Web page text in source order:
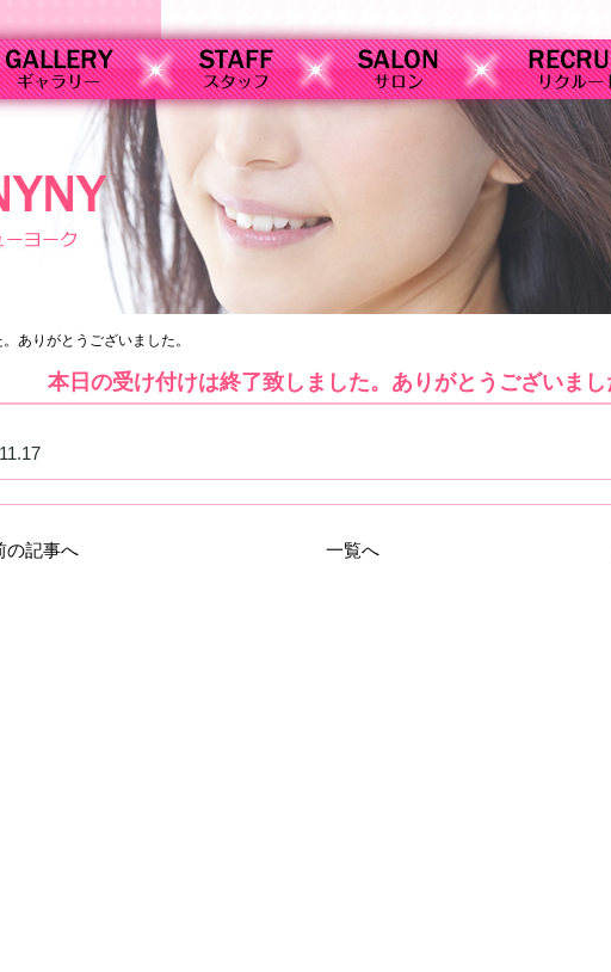
ありがとうございました。
本日の受け付けは終了致しました。ありがとうございまし
の記事へ 一覧へ